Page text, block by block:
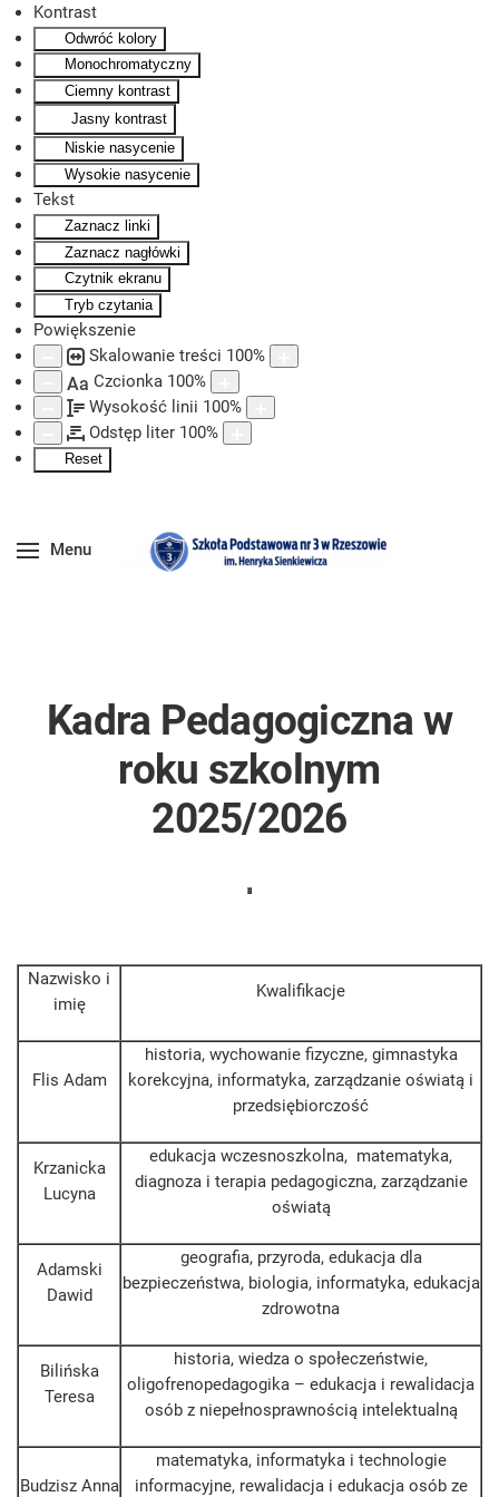
Kontrast
Odwróć kolory
Monochromatyczny
Ciemny kontrast
Jasny kontrast
Niskie nasycenie
Wysokie nasycenie
Tekst
Zaznacz linki
Zaznacz nagłówki
Czytnik ekranu
Tryb czytania
Powiększenie
Skalowanie treści 100%
Aa Czcionka 100%
Wysokość linii 100%
Odstęp liter 100%
Reset
Skip to main content
Menu
Kadra Pedagogiczna w
roku szkolnym
2025/2026
Nazwisko i
imię
Kwalifikacje
Flis Adam
historia, wychowanie fizyczne, gimnastyka
korekcyjna, informatyka, zarządzanie oświatą i
przedsiębiorczość
Krzanicka
Lucyna
edukacja wczesnoszkolna, matematyka,
diagnoza i terapia pedagogiczna, zarządzanie
oświatą
Adamski
Dawid
geografia, przyroda, edukacja dla
bezpieczeństwa, biologia, informatyka, edukacja
zdrowotna
Bilińska
Teresa
historia, wiedza o społeczeństwie,
oligofrenopedagogika – edukacja i rewalidacja
osób z niepełnosprawnością intelektualną
Budzisz Anna
matematyka, informatyka i technologie
informacyjne, rewalidacja i edukacja osób ze